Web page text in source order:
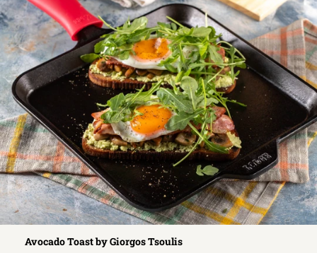
Avocado Toast by Giorgos Tsoulis